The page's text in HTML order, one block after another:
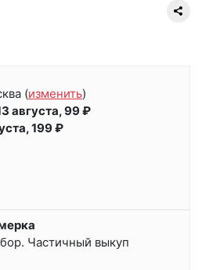
(изменить)
августа, 99 ₽
199 ₽
Частичный выкуп